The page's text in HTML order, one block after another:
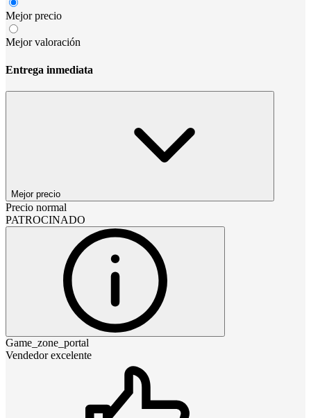
Mejor precio
Mejor valoración
Entrega inmediata
Mejor precio
Precio normal
PATROCINADO
Game_zone_portal
Vendedor excelente